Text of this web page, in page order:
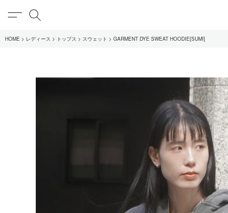
MENU
UNIVERSAL PRODUCTS.
1LDK STAND
SEARCH
HOME レディース トップス スウェット GARMENT DYE SWEAT HOODIE[SUMI]